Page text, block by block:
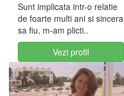
Sunt implicata intr-o relatie
de foarte multi ani si sincera
sa fiu, m-am plicti..
Vezi profil